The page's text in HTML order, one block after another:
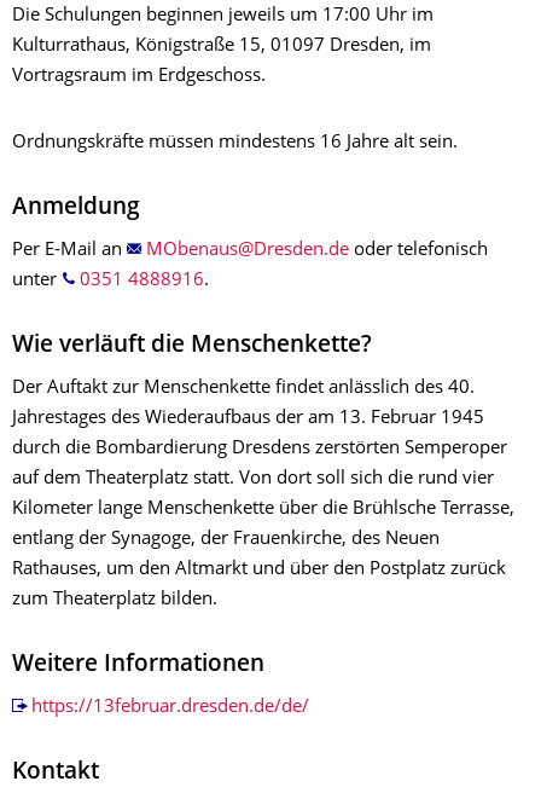
Die Schulungen beginnen jeweils um 17:00 Uhr im
Kulturrathaus, Königstraße 15, 01097 Dresden, im
Vortragsraum im Erdgeschoss.
Ordnungskräfte müssen mindestens 16 Jahre alt sein.
Anmeldung
Per E-Mail an
oder telefonisch
unter
0351 4888916.
Wie verläuft die Menschenkette?
Der Auftakt zur Menschenkette findet anlässlich des 40.
Jahrestages des Wiederaufbaus der am 13. Februar 1945
durch die Bombardierung Dresdens zerstörten Semperoper
auf dem Theaterplatz statt. Von dort soll sich die rund vier
Kilometer lange Menschenkette über die Brühlsche Terrasse,
entlang der Synagoge, der Frauenkirche, des Neuen
Rathauses, um den Altmarkt und über den Postplatz zurück
zum Theaterplatz bilden.
Weitere Informationen
https://13februar.dresden.de/de/
Kontakt